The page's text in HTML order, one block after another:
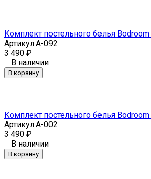
Комплект постельного белья
Артикул:A-092
3 490 ₽
В наличии
В корзину
Комплект постельного белья
Артикул:A-002
3 490 ₽
В наличии
В корзину